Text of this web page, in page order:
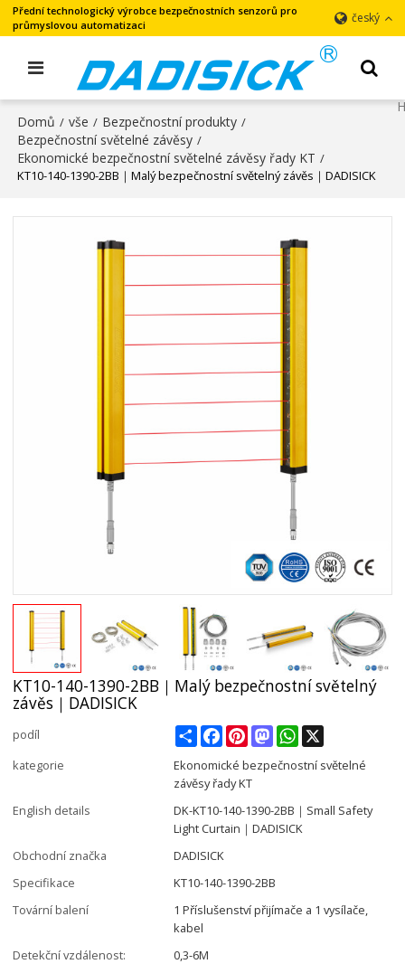
Přední technologický výrobce bezpečnostních senzorů pro
průmyslovou automatizaci
český
Domů / vše / Bezpečnostní produkty /
Bezpečnostní světelné závěsy /
Ekonomické bezpečnostní světelné závěsy řady KT /
KT10-140-1390-2BB｜Malý bezpečnostní světelný závěs｜DADISICK
KT10-140-1390-2BB｜Malý bezpečnostní světelný
závěs｜DADISICK
podíl ShareFacebookPinterestMastodonWhatsApp
kategorie
Ekonomické bezpečnostní světelné
závěsy řady KT
English details
DK-KT10-140-1390-2BB｜Small Safety
Light Curtain｜DADISICK
Obchodní značka
DADISICK
Specifikace
KT10-140-1390-2BB
Tovární balení
1 Příslušenství přijímače a 1 vysílače,
kabel
Detekční vzdálenost:
0,3-6M